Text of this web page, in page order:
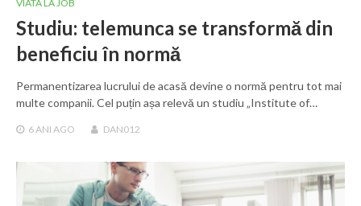
VIATA LA JOB
Studiu: telemunca se transformă din
beneficiu în normă
Permanentizarea lucrului de acasă devine o normă pentru tot mai
multe companii. Cel puțin așa relevă un studiu „Institute of…
6 ANI AGO DAN012